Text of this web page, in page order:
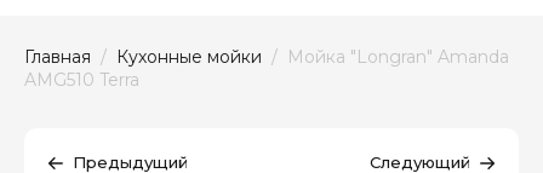
Главная / Кухонные мойки /  Мойка "Longran" Amanda
AMG510 Terra
Предыдущий Следующий